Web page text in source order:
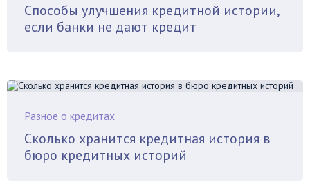
Способы улучшения кредитной истории,
если банки не дают кредит
Разное о кредитах
Сколько хранится кредитная история в
бюро кредитных историй